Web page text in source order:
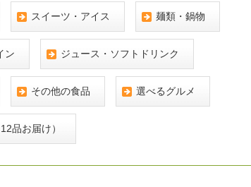
スイーツ・アイス 麺類・鍋物
ン ジュース・ソフトドリンク
その他の食品 選べるグルメ
品お届け）